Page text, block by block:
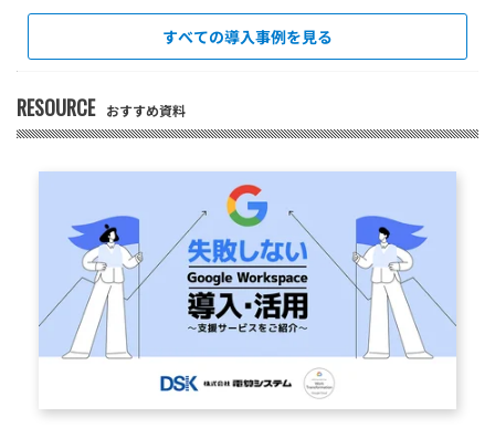
すべての導入事例を見る
RESOURCE おすすめ資料